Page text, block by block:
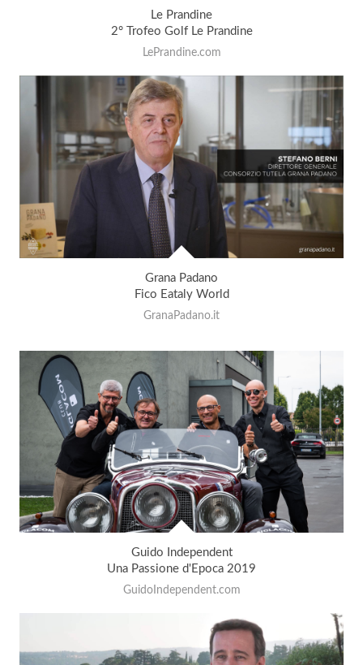
Le Prandine
2° Trofeo Golf Le Prandine
LePrandine.com
Grana Padano
Fico Eataly World
GranaPadano.it
Guido Independent
Una Passione d'Epoca 2019
GuidoIndependent.com